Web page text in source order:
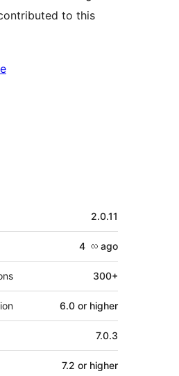
to this
2.0.11
4 လ ago
300+
6.0 or higher
7.0.3
7.2 or higher